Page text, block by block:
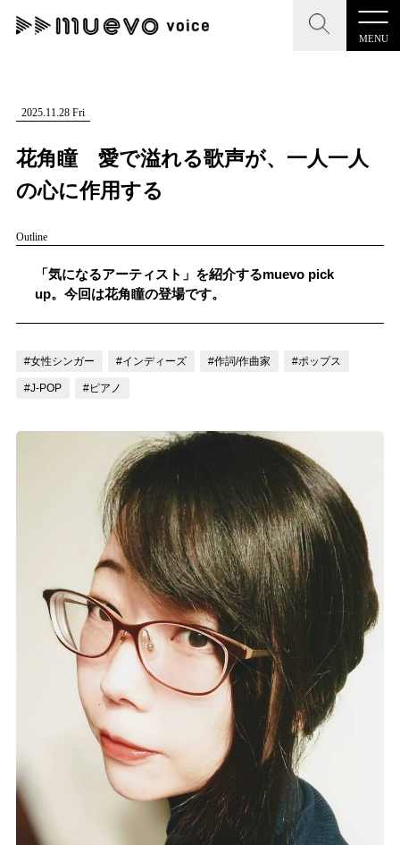
MENU
CLOSE
記事を検索する
人気ワード
#男性SSW #ポップス #女性SSW
CLOSE
"読者の声を形にする”音楽特化メディア
MENU
記事一覧
お問い合わせ
muevoクラウドファンディング
muevoコミュニティ
ぶいクラ！by muevo
ぶいコミュ！by muevo
ぶいマガ！ by muevo
Official SNS
2025.11.28 Fri
花角瞳 愛で溢れる歌声が、一人一人
の心に作用する
Outline
「気になるアーティスト」を紹介するmuevo pick
up。今回は花角瞳の登場です。
#女性シンガー #インディーズ #作詞/作曲家 #ポップス
#J-POP #ピアノ